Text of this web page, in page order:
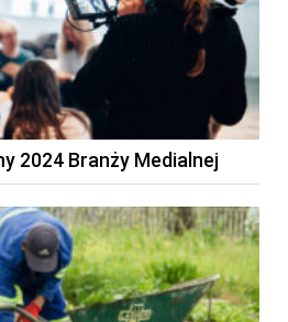
2024 Branży Medialnej